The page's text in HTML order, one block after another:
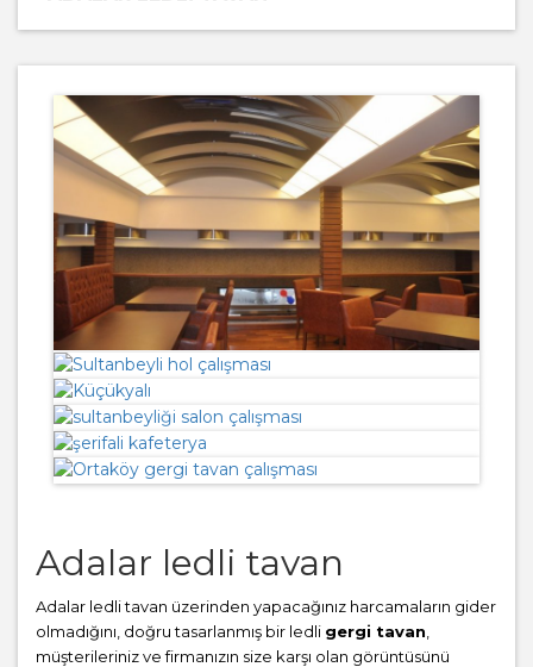
Adalar ledli tavan
Adalar ledli tavan üzerinden yapacağınız harcamaların gider
olmadığını, doğru tasarlanmış bir ledli gergi tavan
müşterileriniz ve firmanızın size karşı olan görüntüsünü